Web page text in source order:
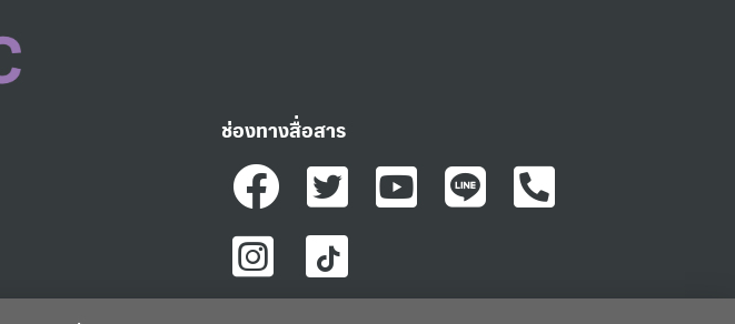
ช่องทางสื่อสาร